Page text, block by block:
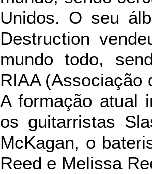
Unidos. O seu
Destruction
mundo todo,
RIAA (Associação
A formação atual
os guitarristas
McKagan, o
Reed e Melissa